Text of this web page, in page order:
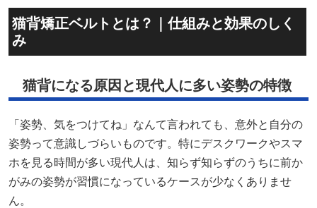
猫背矯正ベルトとは？｜仕組みと効果のしく
み
猫背になる原因と現代人に多い姿勢の特徴
「姿勢、気をつけてね」なんて言われても、意外と自分の
姿勢って意識しづらいものです。特にデスクワークやスマ
ホを見る時間が多い現代人は、知らず知らずのうちに前か
がみの姿勢が習慣になっているケースが少なくありませ
ん。